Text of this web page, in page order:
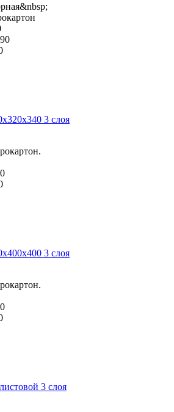
3 слоя
3 слоя
3 слоя